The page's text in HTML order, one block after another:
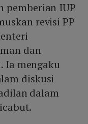
pemberian IUP
revisi PP
dan
Ia mengaku
diskusi
dalam